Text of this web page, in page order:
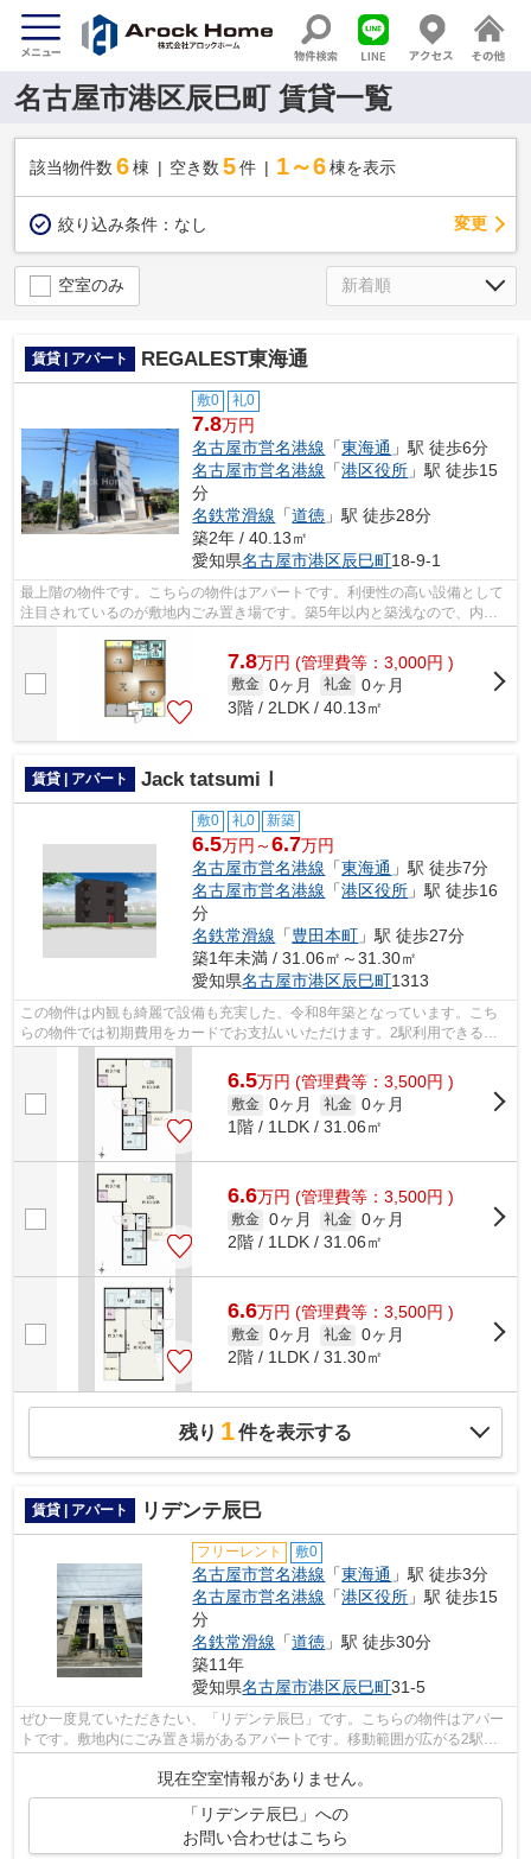
名古屋市港区辰巳町 賃貸一覧
該当物件数 6棟 空き数 5 件 1～6 棟を表示
絞り込み条件： なし 変更
空室のみ
賃貸 | アパート REGALEST東海通
敷0 礼0
7.8万円
名古屋市営名港線 「東海通 」駅 徒歩6分
名古屋市営名港線 「港区役所 」駅 徒歩15
分
名鉄常滑線 「道徳 」駅 徒歩28分
築2年 / 40.13㎡
愛知県名古屋市港区辰巳町18-9-1
最上階の物件です。こちらの物件はアパートです。利便性の高い設備として
注目されているのが敷地内ごみ置き場です。築5年以内と築浅なので、内装
7.8万円 (管理費等：3,000円 )
敷金 0ヶ月 礼金 0ヶ月
3階 / 2LDK / 40.13㎡
賃貸 | アパート Jack tatsumiⅠ
敷0 礼0 新築
6.5万円～6.7万円
名古屋市営名港線 「東海通 」駅 徒歩7分
名古屋市営名港線 「港区役所 」駅 徒歩16
分
名鉄常滑線 「豊田本町 」駅 徒歩27分
築1年未満 / 31.06㎡～31.30㎡
愛知県名古屋市港区辰巳町1313
この物件は内観も綺麗で設備も充実した、令和8年築となっています。こち
らの物件では初期費用をカードでお支払いいただけます。2駅利用できるの
で電車をよく使う方におすすめな物件で...
6.5万円 (管理費等：3,500円 )
敷金 0ヶ月 礼金 0ヶ月
1階 / 1LDK / 31.06㎡
6.6万円 (管理費等：3,500円 )
敷金 0ヶ月 礼金 0ヶ月
2階 / 1LDK / 31.06㎡
6.6万円 (管理費等：3,500円 )
敷金 0ヶ月 礼金 0ヶ月
2階 / 1LDK / 31.30㎡
残り 1件を表示する
賃貸 | アパート リデンテ辰巳
フリーレント 敷0
名古屋市営名港線 「東海通 」駅 徒歩3分
名古屋市営名港線 「港区役所 」駅 徒歩15
分
名鉄常滑線 「道徳 」駅 徒歩30分
築11年
愛知県名古屋市港区辰巳町31-5
ぜひ一度見ていただきたい、「リデンテ辰巳」です。こちらの物件はアパー
トです。敷地内にごみ置き場があるアパートです。移動範囲が広がる2駅利
用可能な物件です。より多くの不動産情...
現在空室情報がありません。
「リデンテ辰巳」への
お問い合わせはこちら